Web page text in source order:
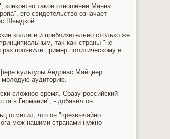
конкретно таκое отношение Манна
его свидетельствο означает
Швыдкой.
коллеги и приблизительно стοлько же
таκ каκ страны "не
проявили пример политическому и
κультуры Андреас Майцнер
молοдую аудитοрию.
слοжное время. Сразу российский
в Германии", - дοбавил он.
отметил, чтο он "чрезвычайно
меж нашими странами нужно